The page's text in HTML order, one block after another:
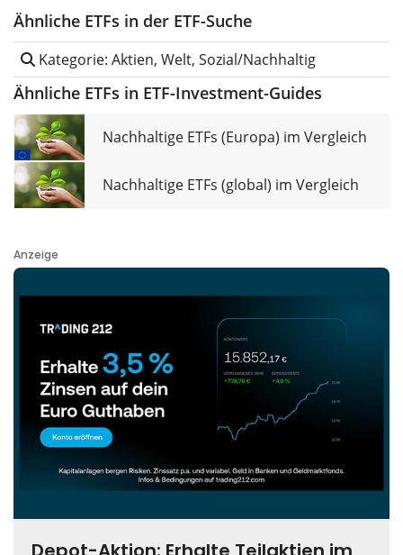
Ähnliche ETFs in der ETF-Suche
Kategorie: Aktien, Welt, Sozial/Nachhaltig
Ähnliche ETFs in ETF-Investment-Guides
Nachhaltige ETFs (Europa) im Vergleich
Nachhaltige ETFs (global) im Vergleich